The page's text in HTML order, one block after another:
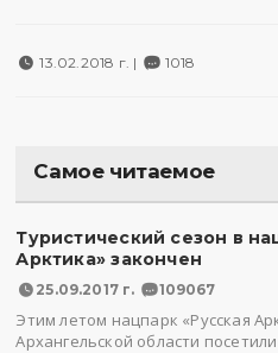
13.02.2018 г. | 1018
Самое читаемое
Туристический сезон в
Арктика» закончен
25.09.2017 г. 109067
Этим летом нацпарк «Русская
Архангельской области